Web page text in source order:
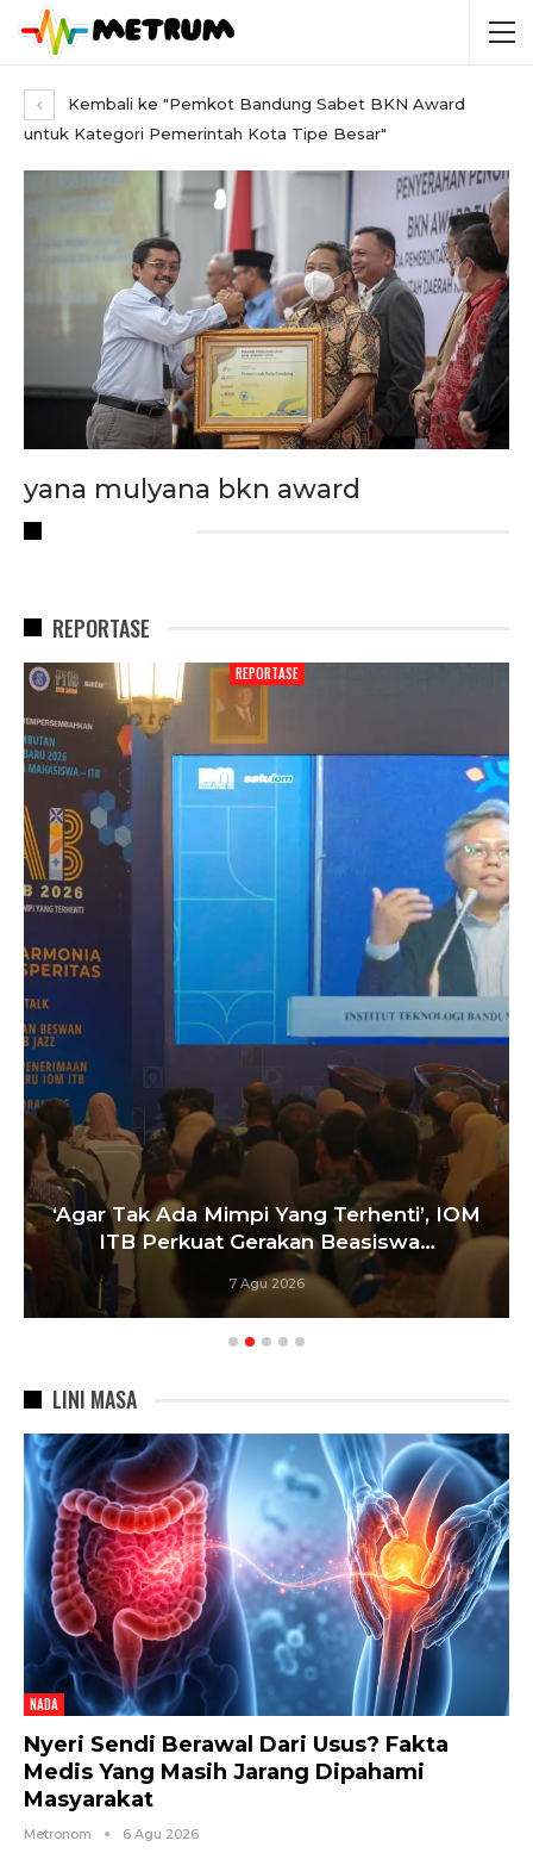
Kembali ke "Pemkot Bandung Sabet BKN Award
untuk Kategori Pemerintah Kota Tipe Besar"
yana mulyana bkn award
REPORTASE
REPORTASE
‘Agar Tak Ada Mimpi Yang Terhenti’, IOM
ITB Perkuat Gerakan Beasiswa…
7 Agu 2026
LINI MASA
NADA
Nyeri Sendi Berawal Dari Usus? Fakta
Medis Yang Masih Jarang Dipahami
Masyarakat
Metronom 6 Agu 2026